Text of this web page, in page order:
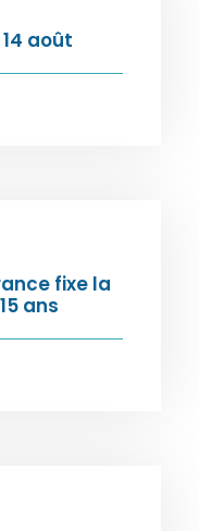
août
fixe la
ans